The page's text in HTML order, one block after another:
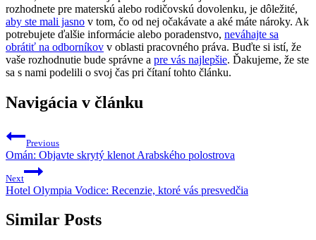
rozhodnete pre materskú alebo rodičovskú dovolenku, je dôležité,
aby ste mali jasno v tom, čo od nej očakávate a aké máte nároky. Ak
potrebujete ďalšie informácie alebo poradenstvo, neváhajte sa
obrátiť na odborníkov v oblasti pracovného práva. Buďte si istí, že
vaše rozhodnutie bude správne a pre vás najlepšie. Ďakujeme, že ste
sa s nami podelili o svoj čas pri čítaní tohto článku.
Navigácia v článku
Previous
Omán: Objavte skrytý klenot Arabského polostrova
Next
Hotel Olympia Vodice: Recenzie, ktoré vás presvedčia
Similar Posts